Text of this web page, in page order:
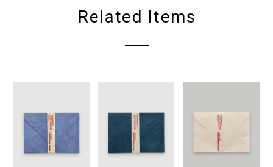
Related Items